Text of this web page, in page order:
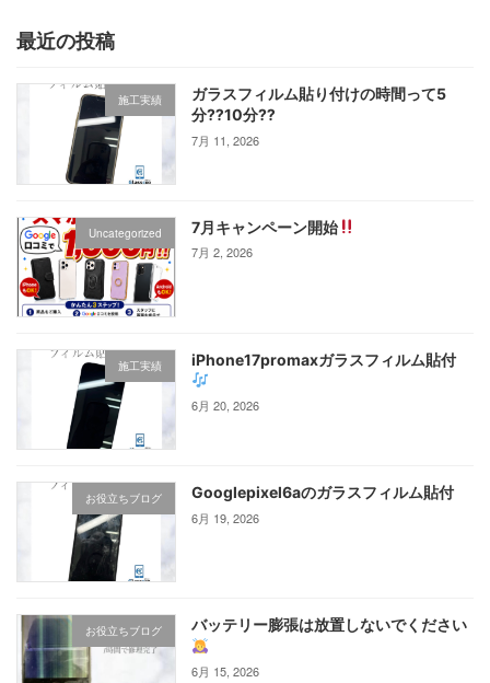
最近の投稿
施工実績
ガラスフィルム貼り付けの時間って5
分⁇10分⁇
7月 11, 2026
Uncategorized 7月キャンペーン開始
7月 2, 2026
施工実績 iPhone17promaxガラスフィルム貼付
6月 20, 2026
お役立ちブログ Googlepixel6aのガラスフィルム貼付
6月 19, 2026
お役立ちブログ バッテリー膨張は放置しないでください
6月 15, 2026